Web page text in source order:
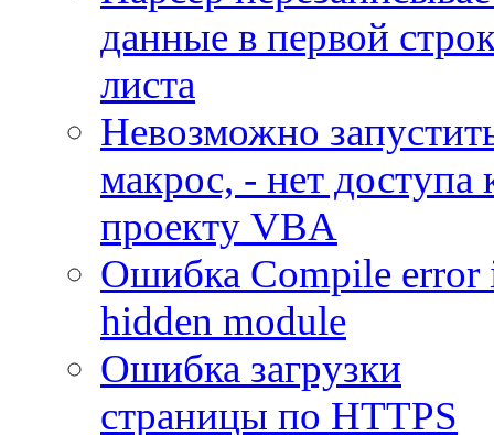
данные в первой
листа
Невозможно
макрос, - нет доступа
проекту VBA
Ошибка Compile error
hidden module
Ошибка загрузки
страницы по HTTPS